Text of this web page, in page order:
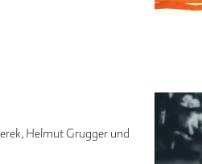
Helmut Grugger und